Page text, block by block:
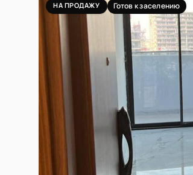
НА ПРОДАЖУ Готов к заселению